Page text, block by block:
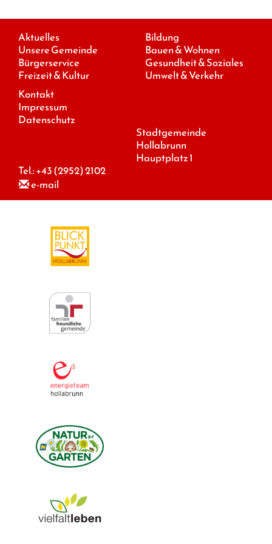
Aktuelles
Unsere Gemeinde
Bürgerservice
Freizeit & Kultur
Bildung
Bauen & Wohnen
Gesundheit & Soziales
Umwelt & Verkehr
Kontakt
Impressum
Datenschutz
Stadtgemeinde
Hollabrunn
Hauptplatz 1
Tel.:+43 (2952) 2102
e-mail